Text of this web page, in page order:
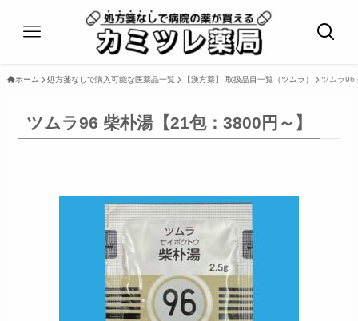
ホーム 処方箋なしで購入可能な医薬品一覧 【漢方薬】 取扱品目一覧（ツムラ） ツムラ96
ツムラ96 柴朴湯【21包：3800円～】